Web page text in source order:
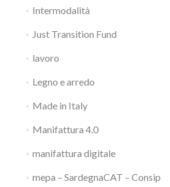
Intermodalità
Just Transition Fund
lavoro
Legno e arredo
Made in Italy
Manifattura 4.0
manifattura digitale
mepa – SardegnaCAT – Consip